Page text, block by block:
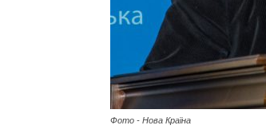
Фото - Нова Країна